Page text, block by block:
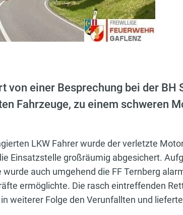
von einer Besprechung bei der BH
Fahrzeuge, zu einem schweren
LKW Fahrer wurde der verletzte
Einsatzstelle großräumig abgesichert.
auch umgehend die FF Ternberg
ermöglichte. Die rasch eintreffenden
weiterer Folge den Verunfallten und